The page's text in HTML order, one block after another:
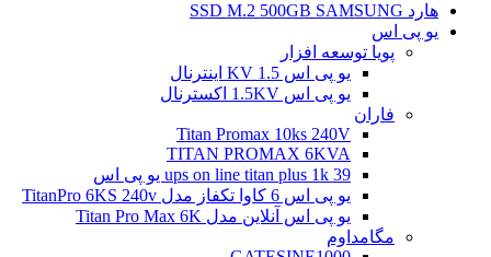
هارد SSD M.2 500GB SAMSUNG
یو پی اس
پویا توسعه افزار
یو پی اس 1.5 KV اینترنال
یو پی اس 1.5KV اکسترنال
فاران
Titan Promax 10ks 240V
TITAN PROMAX 6KVA
ups on line titan plus 1k 39 یو پی اس
یو پی اس 6 کاوا تکفاز مدل TitanPro 6KS 240v
یو پی اس آنلاین مدل Titan Pro Max 6K
مگامداوم